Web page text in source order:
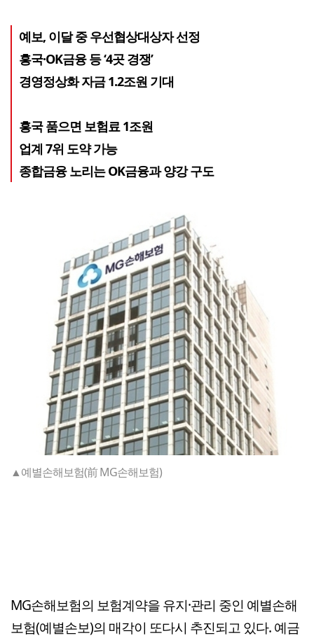
예보, 이달 중 우선협상대상자 선정
흥국·OK금융 등 ‘4곳 경쟁’
경영정상화 자금 1.2조원 기대
흥국 품으면 보험료 1조원
업계 7위 도약 가능
종합금융 노리는 OK금융과 양강 구도
▲예별손해보험(前 MG손해보험)
MG손해보험의 보험계약을 유지·관리 중인 예별손해
보험(예별손보)의 매각이 또다시 추진되고 있다. 예금